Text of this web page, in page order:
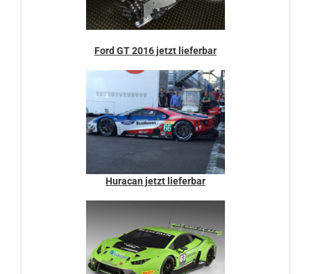
Ford GT 2016 jetzt lieferbar
Huracan jetzt lieferbar